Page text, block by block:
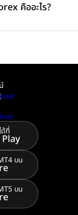
คืออะไร?
ด้ที่
บน
บน